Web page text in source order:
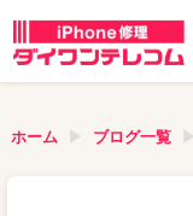
ホーム ブログ一覧